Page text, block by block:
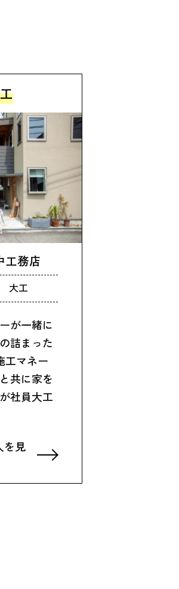
工務店
大工
が一緒に
詰まった
工マネー
共に家を
社員大工
を見